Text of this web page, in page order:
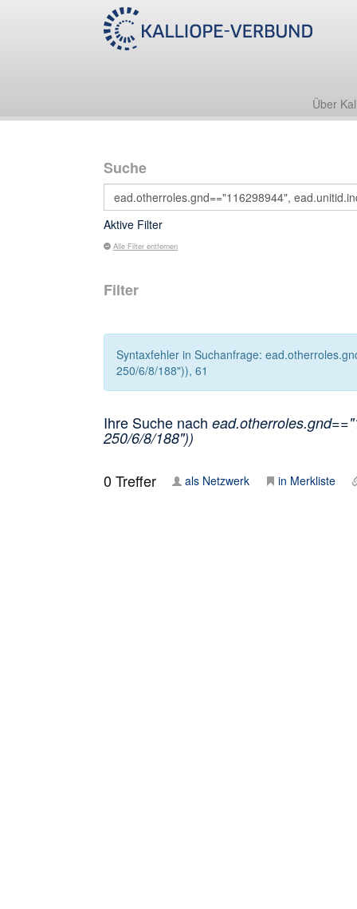
Über
Suche
Aktive Filter
Alle Filter entfernen
Filter
Syntaxfehler in Suchanfrage:
250/6/8/188")), 61
Ihre Suche nach
250/6/8/188"))
0Treffer als Netzwerk in Merkliste